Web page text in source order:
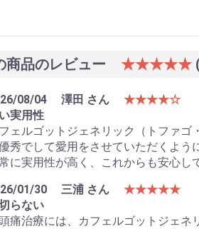
商品のレビュー ★★★★★
08/04 澤田 さん
★★★★☆
実用性
ェルゴットジェネリック（トファゴ
秀でして愛用をさせていただくよう
に実用性が高く、これからも安心し
01/30
三浦 さん
★★★★★
らない
痛治療には、カフェルゴットジェネ